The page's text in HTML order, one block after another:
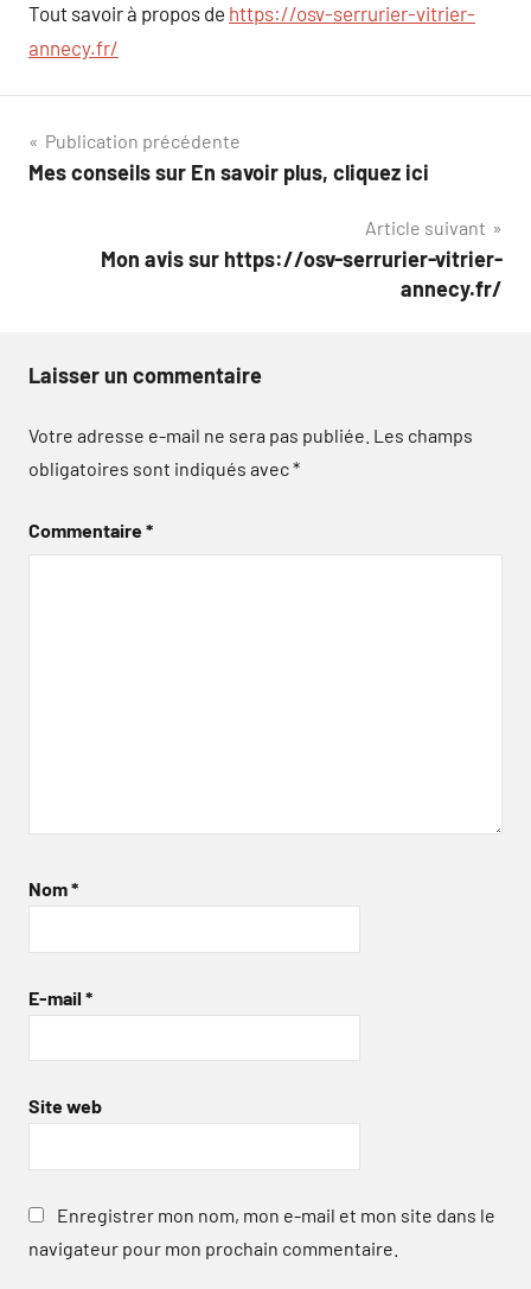
Tout savoir à propos de https://osv-serrurier-vitrier-
annecy.fr/
Navigation
de
Publication précédente
Mes conseils sur En savoir plus, cliquez ici
Article suivant
Mon avis sur https://osv-serrurier-vitrier-
annecy.fr/
Laisser un commentaire
Votre adresse e-mail ne sera pas publiée. Les champs
obligatoires sont indiqués avec*
Commentaire*
Nom*
E-mail *
Site web
Enregistrer mon nom, mon e-mail et mon site dans le
navigateur pour mon prochain commentaire.